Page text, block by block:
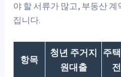
야 할 서류가 많고, 부동산
집니다.
항목
청년 주거지
원대출
주